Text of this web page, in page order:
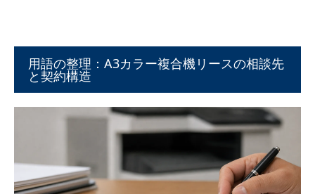
用語の整理：A3カラー複合機リースの相談先
と契約構造